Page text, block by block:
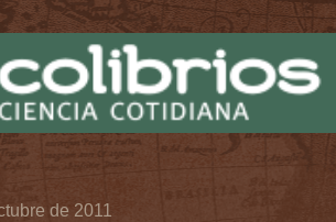
de 2011